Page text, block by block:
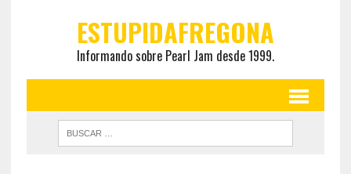
ESTUPIDAFREGONA
Informando sobre Pearl Jam desde 1999.